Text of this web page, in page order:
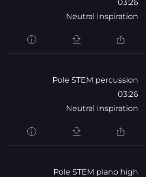
03:26
Neutral Inspiration
Pole STEM percussion
03:26
Neutral Inspiration
Pole STEM piano high